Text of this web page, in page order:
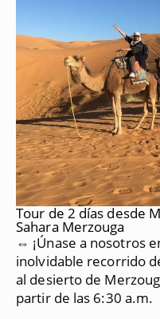
Tour de 2 días desde
Sahara Merzouga
⇔ ¡Únase a nosotros
inolvidable recorrido
al desierto de
partir de las 6:30 a.m.